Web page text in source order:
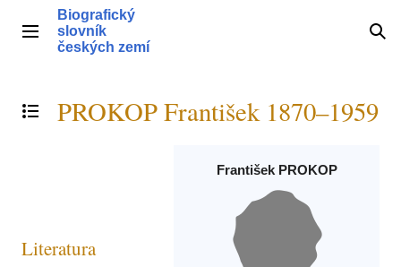
obsahHlavní menu
Biografický
slovník
českých zemí
Přepnout obsah
PROKOP František 1870–1959
František PROKOP
Literatura